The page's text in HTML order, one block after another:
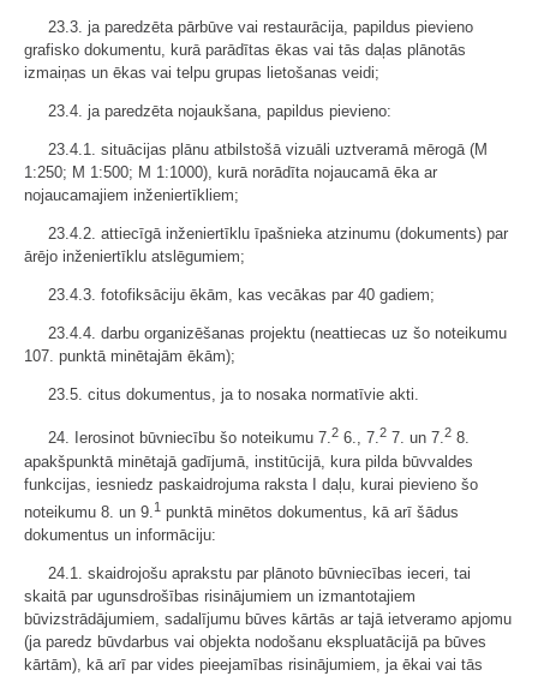
23.3. ja paredzēta pārbūve vai restaurācija, papildus pievieno
grafisko dokumentu, kurā parādītas ēkas vai tās daļas plānotās
izmaiņas un ēkas vai telpu grupas lietošanas veidi;
23.4. ja paredzēta nojaukšana, papildus pievieno:
23.4.1. situācijas plānu atbilstošā vizuāli uztveramā mērogā (M
1:250; M 1:500; M 1:1000), kurā norādīta nojaucamā ēka ar
nojaucamajiem inženiertīkliem;
23.4.2. attiecīgā inženiertīklu īpašnieka atzinumu (dokuments) par
ārējo inženiertīklu atslēgumiem;
23.4.3. fotofiksāciju ēkām, kas vecākas par 40 gadiem;
23.4.4. darbu organizēšanas projektu (neattiecas uz šo noteikumu
107. punktā minētajām ēkām);
23.5. citus dokumentus, ja to nosaka normatīvie akti.
24. Ierosinot būvniecību šo noteikumu 7.2 6., 7.2 7. un 7.2 8.
apakšpunktā minētajā gadījumā, institūcijā, kura pilda būvvaldes
funkcijas, iesniedz paskaidrojuma raksta I daļu, kurai pievieno šo
noteikumu 8. un 9. 1 punktā minētos dokumentus, kā arī šādus
dokumentus un informāciju:
24.1. skaidrojošu aprakstu par plānoto būvniecības ieceri, tai
skaitā par ugunsdrošības risinājumiem un izmantotajiem
būvizstrādājumiem, sadalījumu būves kārtās ar tajā ietveramo apjomu
(ja paredz būvdarbus vai objekta nodošanu ekspluatācijā pa būves
kārtām), kā arī par vides pieejamības risinājumiem, ja ēkai vai tās